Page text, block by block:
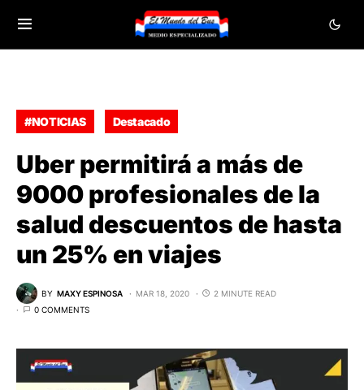
#NOTICIAS Destacado
Uber permitirá a más de
9000 profesionales de la
salud descuentos de hasta
un 25% en viajes
BY MAXY ESPINOSA MAR 18, 2020
2 MINUTE READ
0 COMMENTS